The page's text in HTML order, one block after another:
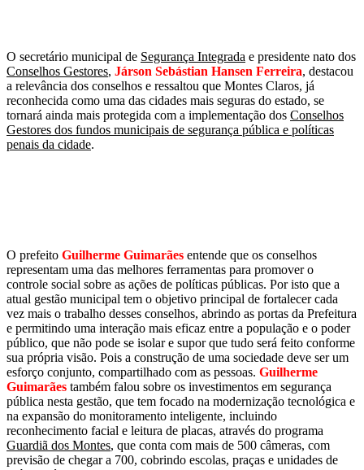
O secretário municipal de Segurança Integrada e presidente nato dos
Conselhos Gestores, Járson Sebástian Hansen Ferreira, destacou
a relevância dos conselhos e ressaltou que Montes Claros, já
reconhecida como uma das cidades mais seguras do estado, se
tornará ainda mais protegida com a implementação dos Conselhos
Gestores dos fundos municipais de segurança pública e políticas
penais da cidade.
O prefeito Guilherme Guimarães entende que os conselhos
representam uma das melhores ferramentas para promover o
controle social sobre as ações de políticas públicas. Por isto que a
atual gestão municipal tem o objetivo principal de fortalecer cada
vez mais o trabalho desses conselhos, abrindo as portas da Prefeitura
e permitindo uma interação mais eficaz entre a população e o poder
público, que não pode se isolar e supor que tudo será feito conforme
sua própria visão. Pois a construção de uma sociedade deve ser um
esforço conjunto, compartilhado com as pessoas. Guilherme
Guimarães também falou sobre os investimentos em segurança
pública nesta gestão, que tem focado na modernização tecnológica e
na expansão do monitoramento inteligente, incluindo
reconhecimento facial e leitura de placas, através do programa
Guardiã dos Montes, que conta com mais de 500 câmeras, com
previsão de chegar a 700, cobrindo escolas, praças e unidades de